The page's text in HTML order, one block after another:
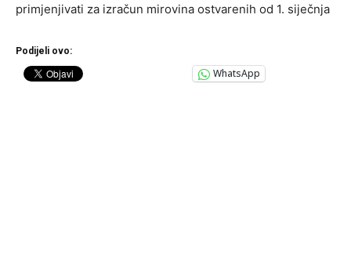
primjenjivati za izračun mirovina ostvarenih od 1. siječnja
Podijeli ovo:
WhatsApp